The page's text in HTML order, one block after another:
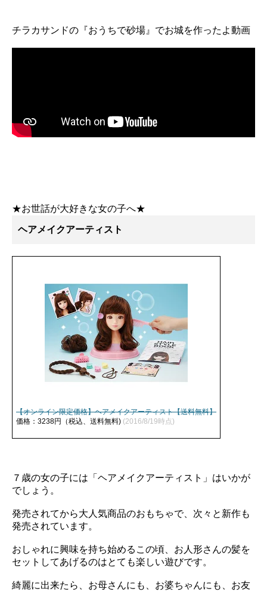
チラカサンドの『おうちで砂場』でお城を作ったよ動画
★お世話が大好きな女の子へ★
ヘアメイクアーティスト
【オンライン限定価格】ヘアメイクアーティスト【送料無料】
価格：3238円（税込、送料無料) (2016/8/19時点)
７歳の女の子には「ヘアメイクアーティスト」はいかが
でしょう。
発売されてから大人気商品のおもちゃで、次々と新作も
発売されています。
おしゃれに興味を持ち始めるこの頃、お人形さんの髪を
セットしてあげるのはとても楽しい遊びです。
綺麗に出来たら、お母さんにも、お婆ちゃんにも、お友